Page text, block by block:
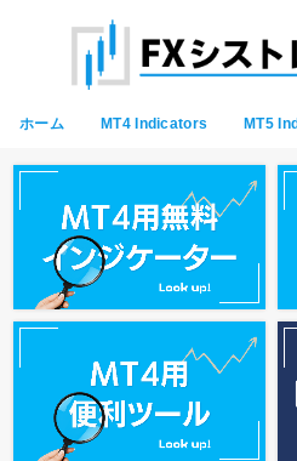
ホーム MT4 Indicators MT5